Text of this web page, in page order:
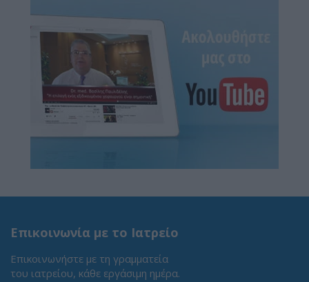
Επικοινωνία με το Ιατρείο
Επικοινωνήστε με τη γραμματεία
του ιατρείου, κάθε εργάσιμη ημέρα.